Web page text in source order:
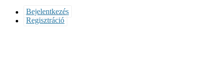
Bejelentkezés
Regisztráció